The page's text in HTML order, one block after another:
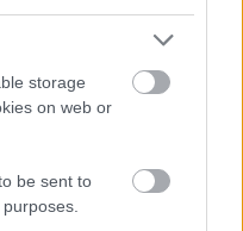
storage
on web or
be sent to